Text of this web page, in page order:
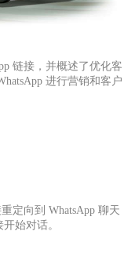
链接，并概述了优化客
进行营销和客户
定向到 WhatsApp 聊天
始对话。